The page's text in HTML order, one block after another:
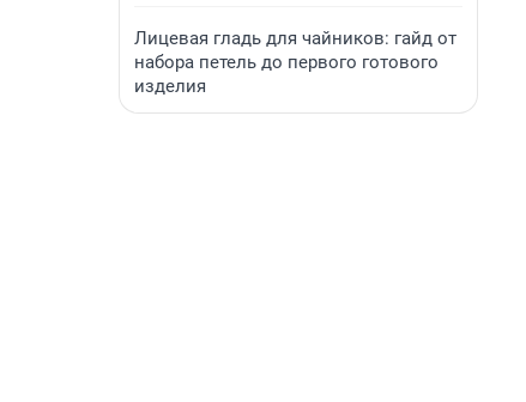
Лицевая гладь для чайников: гайд от
набора петель до первого готового
изделия